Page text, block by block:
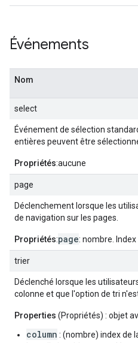
Événements
Nom
select
Événement de sélection
entières peuvent être
Propriétés:aucune
page
Déclenchement lorsque les
de navigation sur les pages.
Propriétés:page: nombre.
trier
Déclenché lorsque les
colonne et que l'option de tri
Properties (Propriétés) : objet
column : (nombre) index de